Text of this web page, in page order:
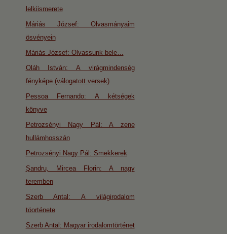
lelkiismerete
Máriás József: Olvasmányaim
ösvényein
Máriás József: Olvassunk bele…
Oláh István: A virágmindenség
fényképe (válogatott versek)
Pessoa Fernando: A kétségek
könyve
Petrozsényi Nagy Pál: A zene
hullámhosszán
Petrozsényi Nagy Pál: Smekkerek
Şandru, Mircea Florin: A nagy
teremben
Szerb Antal: A világirodalom
töorténete
Szerb Antal: Magyar irodalomtörténet